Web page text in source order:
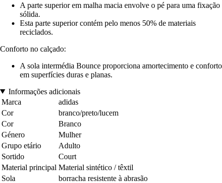
A parte superior em malha macia envolve o pé para uma fixação
sólida.
Esta parte superior contém pelo menos 50% de materiais
reciclados.
Conforto no calçado:
A sola intermédia Bounce proporciona amortecimento e conforto
em superfícies duras e planas.
Informações adicionais
Marca
adidas
Cor
branco/preto/lucem
Cor
Branco
Género
Mulher
Grupo etário
Adulto
Sortido
Court
Material principal Material sintético / têxtil
Sola
borracha resistente à abrasão